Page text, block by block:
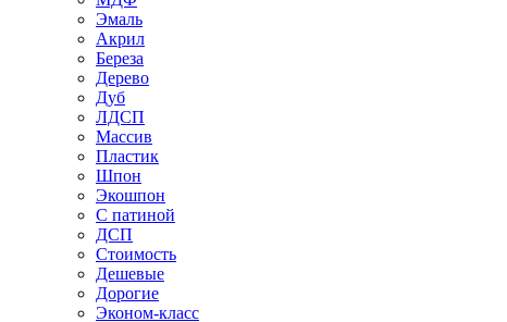
Эмаль
Акрил
Береза
Дерево
Дуб
ЛДСП
Массив
Пластик
Шпон
Экошпон
С патиной
ДСП
Стоимость
Дешевые
Дорогие
Эконом-класс